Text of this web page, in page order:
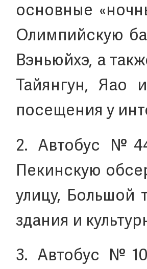
основные
Олимпийскую
Вэньюйхэ, а
Тайянгун, Яао
посещения у
2. Автобус
Пекинскую
улицу, Большой
здания и
3. Автобус